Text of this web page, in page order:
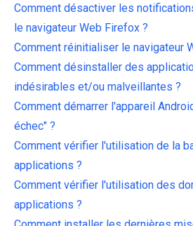
Comment désactiver les
le navigateur Web Firefox ?
Comment réinitialiser le navigateur
Comment désinstaller des
indésirables et/ou malveillantes ?
Comment démarrer l'appareil
échec" ?
Comment vérifier l'utilisation de la
applications ?
Comment vérifier l'utilisation des
applications ?